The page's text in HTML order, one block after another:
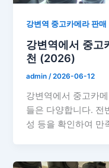
강변역 중고카메라 판매
강변역에서 중고
천 (2026)
admin /2026-06-12
강변역에서 중고카
들은 다양합니다. 전
성 등을 확인하여